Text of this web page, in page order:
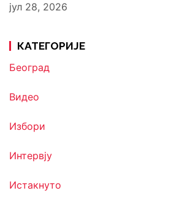
јул 28, 2026
КАТЕГОРИЈЕ
Београд
Видео
Избори
Интервју
Истакнуто